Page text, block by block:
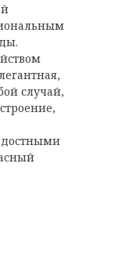
случай,